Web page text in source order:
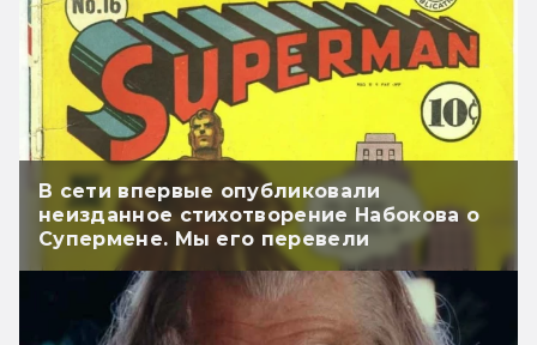
В сети впервые опубликовали
неизданное стихотворение Набокова о
Супермене. Мы его перевели